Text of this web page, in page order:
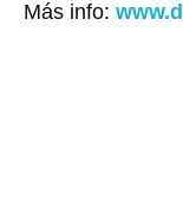
Más info: